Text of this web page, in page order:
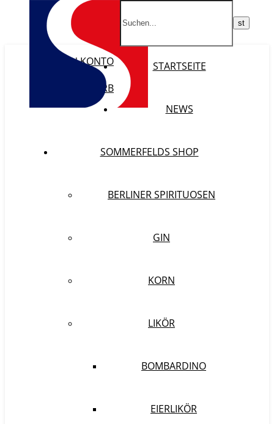
MEIN KONTO
WARENKORB
STARTSEITE
NEWS
SOMMERFELDS SHOP
BERLINER SPIRITUOSEN
GIN
KORN
LIKÖR
BOMBARDINO
EIERLIKÖR